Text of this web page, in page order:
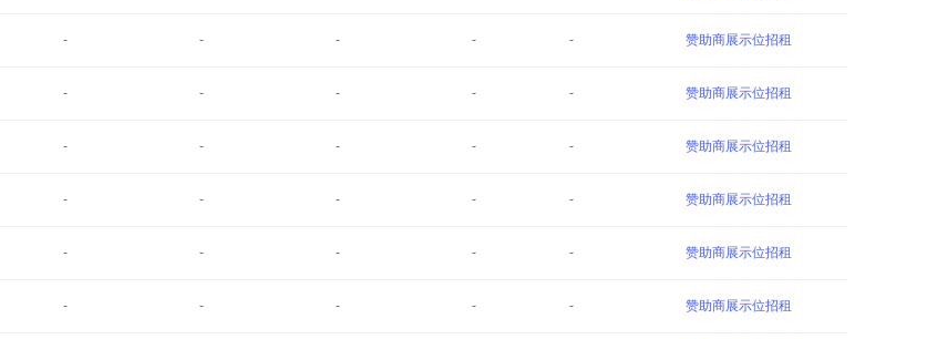
- - - - - 赞助商展示位招租
- - - - - 赞助商展示位招租
- - - - - 赞助商展示位招租
- - - - - 赞助商展示位招租
- - - - - 赞助商展示位招租
- - - - - 赞助商展示位招租